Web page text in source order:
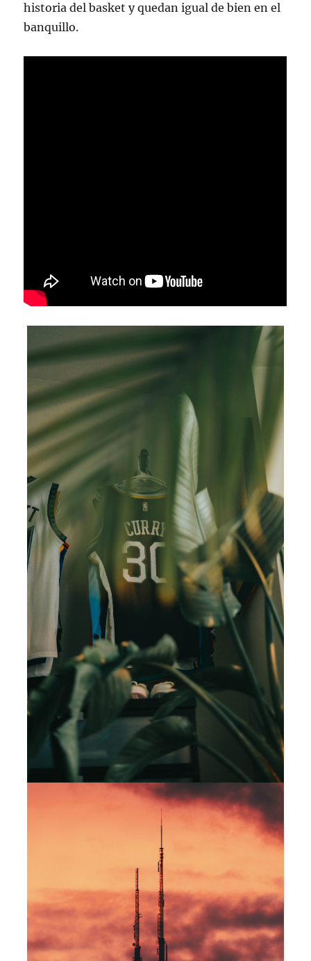
historia del basket y quedan igual de bien en el
banquillo.